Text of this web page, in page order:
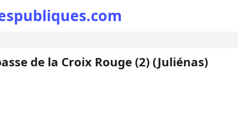
de la Croix Rouge (2) (Juliénas)